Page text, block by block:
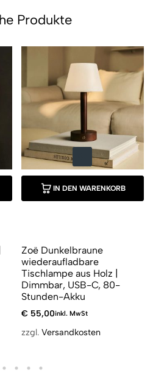
Produkte
IN DEN WARENKORB
Zoë Dunkelbraune
wiederaufladbare
Tischlampe aus Holz |
Dimmbar, USB-C, 80-
Stunden-Akku
€ 55,00inkl. MwSt
zzgl. Versandkosten